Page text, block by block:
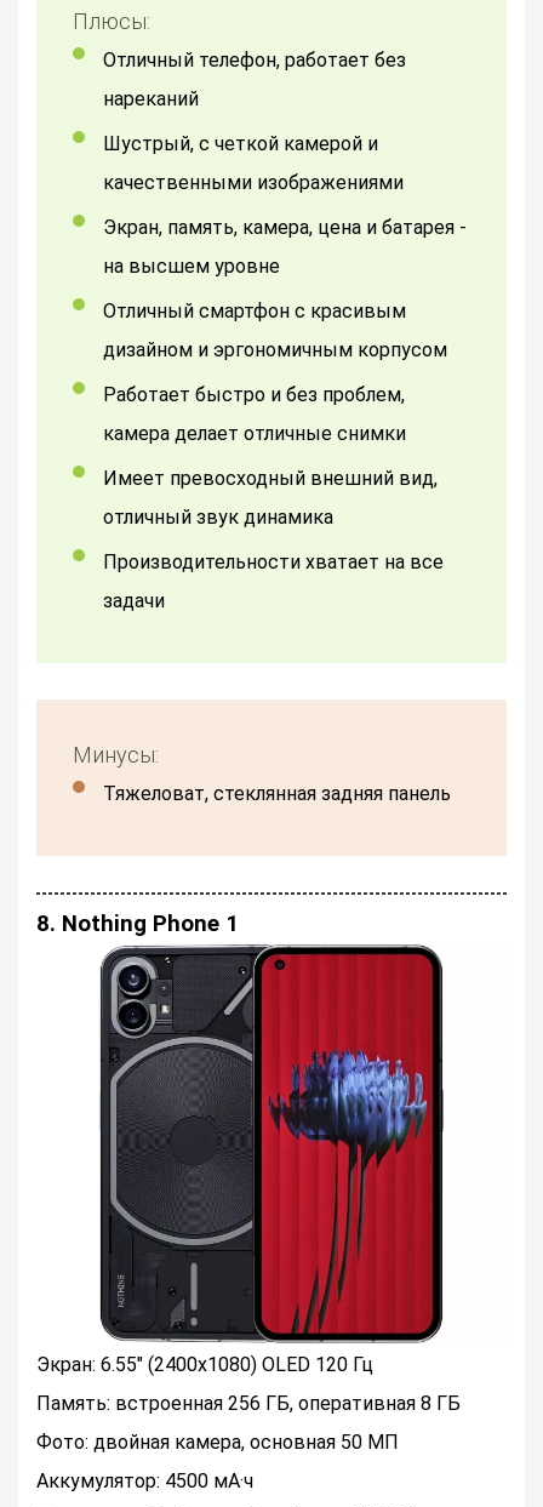
Плюсы:
Отличный телефон, работает без
нареканий
Шустрый, с четкой камерой и
качественными изображениями
Экран, память, камера, цена и батарея -
на высшем уровне
Отличный смартфон с красивым
дизайном и эргономичным корпусом
Работает быстро и без проблем,
камера делает отличные снимки
Имеет превосходный внешний вид,
отличный звук динамика
Производительности хватает на все
задачи
Минусы:
тяжеловат, стеклянная задняя панель
8. Nothing Phone 1
Экран: 6.55" (2400x1080) OLED 120 Гц
Память: встроенная 256 ГБ, оперативная 8 ГБ
Фото: двойная камера, основная 50 МП
Аккумулятор: 4500 мА·ч